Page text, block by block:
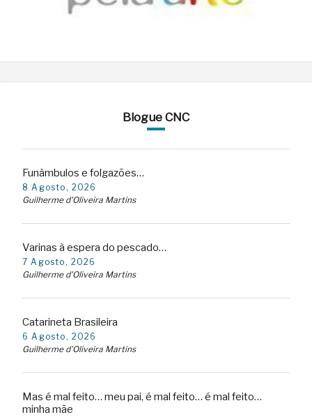
Blogue CNC
Funâmbulos e folgazões…
8 Agosto, 2026
Guilherme d'Oliveira Martins
Varinas à espera do pescado…
7 Agosto, 2026
Guilherme d'Oliveira Martins
Catarineta Brasileira
6 Agosto, 2026
Guilherme d'Oliveira Martins
Mas é mal feito… meu pai, é mal feito… é mal feito…
minha mãe